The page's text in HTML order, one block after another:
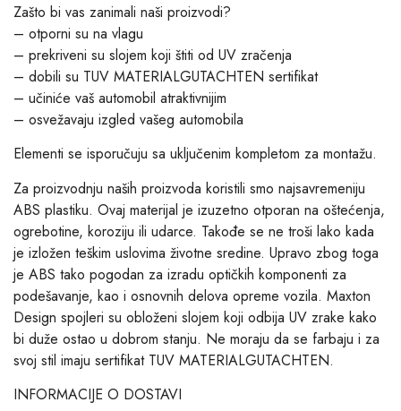
Zašto bi vas zanimali naši proizvodi?
– otporni su na vlagu
– prekriveni su slojem koji štiti od UV zračenja
– dobili su TUV MATERIALGUTACHTEN sertifikat
– učiniće vaš automobil atraktivnijim
– osvežavaju izgled vašeg automobila
Elementi se isporučuju sa uključenim kompletom za montažu.
Za proizvodnju naših proizvoda koristili smo najsavremeniju
ABS plastiku. Ovaj materijal je izuzetno otporan na oštećenja,
ogrebotine, koroziju ili udarce. Takođe se ne troši lako kada
je izložen teškim uslovima životne sredine. Upravo zbog toga
je ABS tako pogodan za izradu optičkih komponenti za
podešavanje, kao i osnovnih delova opreme vozila. Maxton
Design spojleri su obloženi slojem koji odbija UV zrake kako
bi duže ostao u dobrom stanju. Ne moraju da se farbaju i za
svoj stil imaju sertifikat TUV MATERIALGUTACHTEN.
INFORMACIJE O DOSTAVI